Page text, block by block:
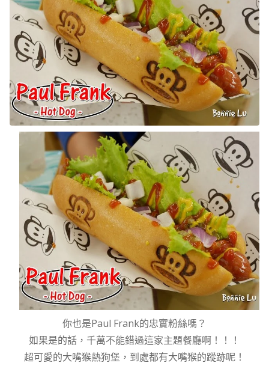
你也是Paul Frank的忠實粉絲嗎？
如果是的話，千萬不能錯過這家主題餐廳啊！！！
超可愛的大嘴猴熱狗堡，到處都有大嘴猴的蹤跡呢！